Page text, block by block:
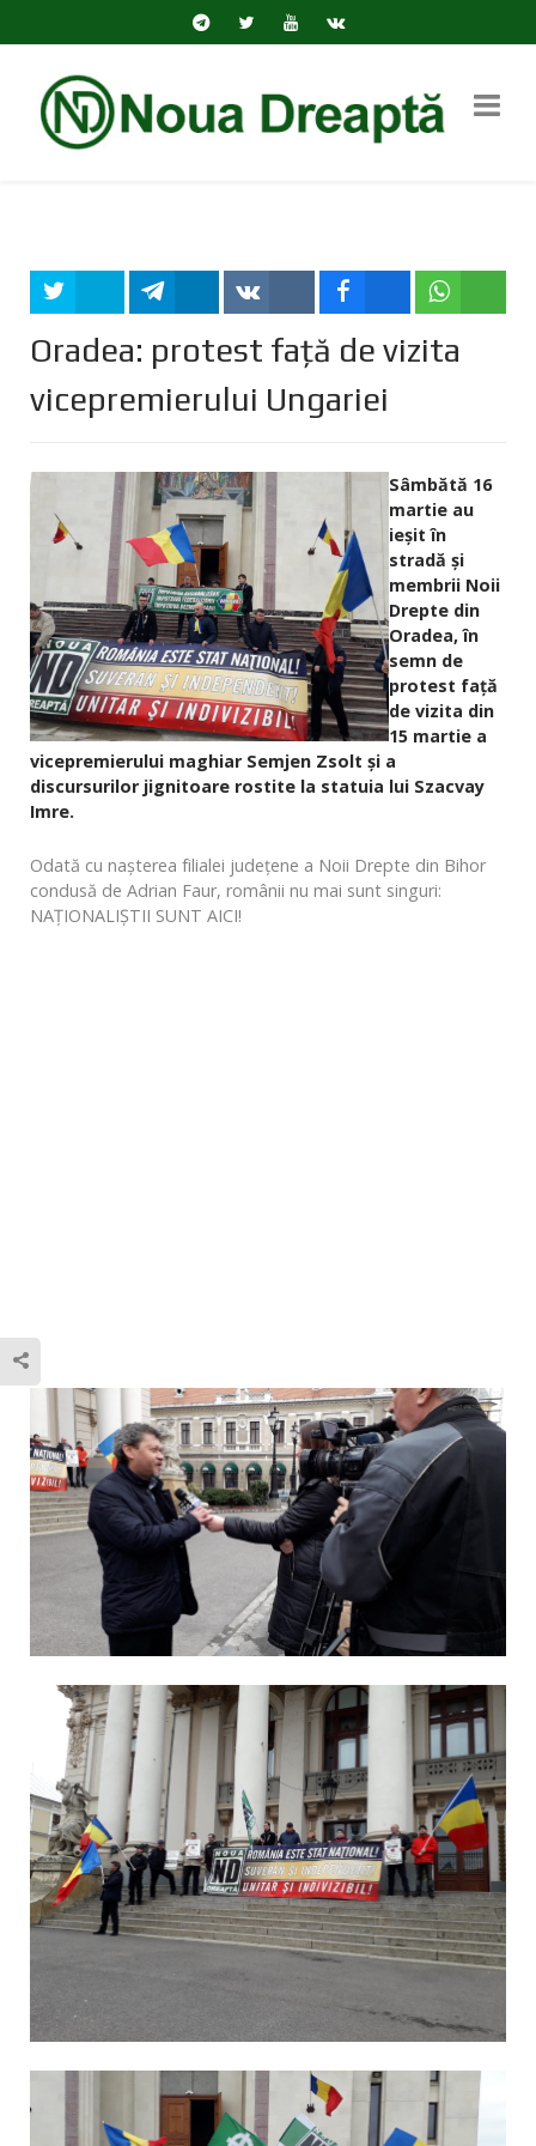
Oradea: protest față de vizita
vicepremierului Ungariei
Sâmbătă 16
martie au
ieșit în
stradă și
membrii Noii
Drepte din
Oradea, în
semn de
protest față
de vizita din
15 martie a
vicepremierului maghiar Semjen Zsolt și a
discursurilor jignitoare rostite la statuia lui Szacvay
Imre.
Odată cu nașterea filialei județene a Noii Drepte din Bihor
condusă de Adrian Faur, românii nu mai sunt singuri:
NAȚIONALIȘTII SUNT AICI!